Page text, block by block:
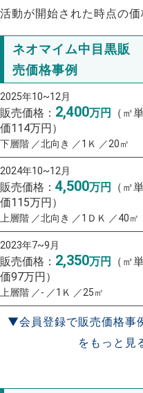
活動が開始された時点の価
ネオマイム中目黒販
売価格事例
2025年10~12月
販売価格： 2,400万円
（㎡
価114万円）
下層階 ／北向き ／1Ｋ ／20㎡
2024年10~12月
販売価格： 4,500万円
（㎡
価115万円）
上層階 ／北向き ／1ＤＫ ／40㎡
2023年7~9月
販売価格： 2,350万円
（㎡
価97万円）
上層階 ／- ／1Ｋ ／25㎡
▼会員登録で販売価格事
をもっと見